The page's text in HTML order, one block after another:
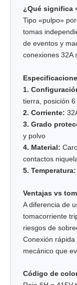
¿Qué significa
Tipo «pulpo»
tomas
de eventos y
conexiones 32A
1.
tierra, posición 6
2. Corriente:
3. Grado
y polvo
4. Material:
contactos
5. Temperatura:
Ventajas vs
A diferencia de
tomacorriente
riesgos de
Conexión
mecánico que
Código de